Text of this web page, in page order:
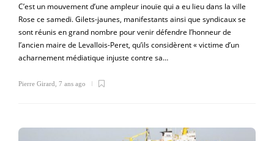
C’est un mouvement d’une ampleur inouïe qui a eu lieu dans la ville
Rose ce samedi. Gilets-jaunes, manifestants ainsi que syndicaux se
sont réunis en grand nombre pour venir défendre l’honneur de
l’ancien maire de Levallois-Peret, qu’ils considèrent « victime d’un
acharnement médiatique injuste contre sa…
Pierre Girard 7 ans ago